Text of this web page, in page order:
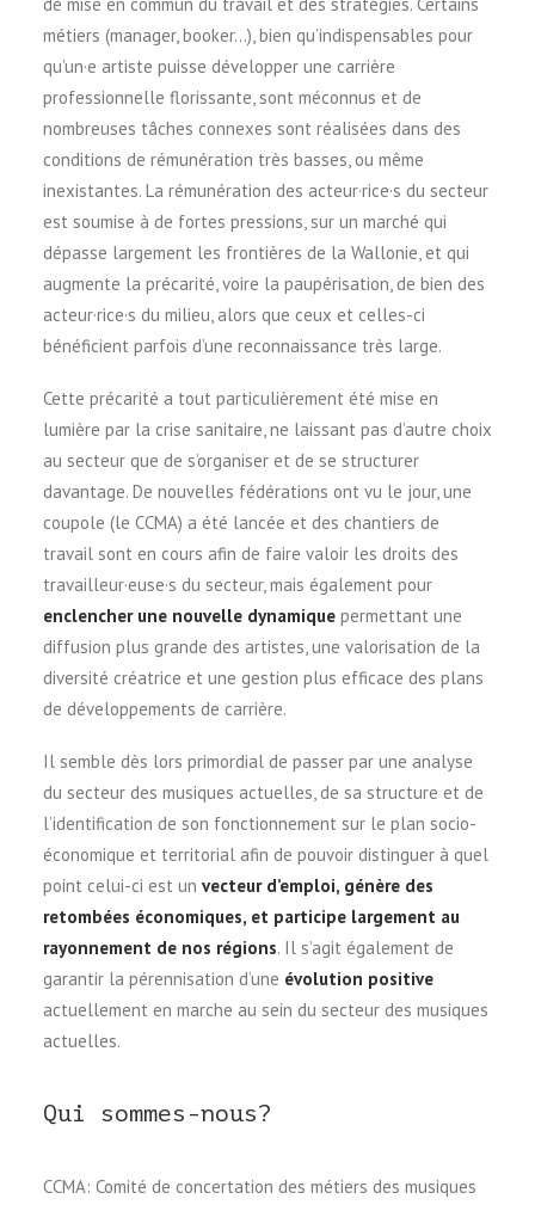
métiers (manager, booker…), bien qu’indispensables pour
qu’un·e artiste puisse développer une carrière
professionnelle florissante, sont méconnus et de
nombreuses tâches connexes sont réalisées dans des
conditions de rémunération très basses, ou même
inexistantes. La rémunération des acteur·rice·s du secteur
est soumise à de fortes pressions, sur un marché qui
dépasse largement les frontières de la Wallonie, et qui
augmente la précarité, voire la paupérisation, de bien des
acteur·rice·s du milieu, alors que ceux et celles-ci
bénéficient parfois d’une reconnaissance très large.
Cette précarité a tout particulièrement été mise en
lumière par la crise sanitaire, ne laissant pas d’autre choix
au secteur que de s’organiser et de se structurer
davantage. De nouvelles fédérations ont vu le jour, une
coupole (le CCMA) a été lancée et des chantiers de
travail sont en cours afin de faire valoir les droits des
travailleur·euse·s du secteur, mais également pour
enclencher une nouvelle dynamique permettant une
diffusion plus grande des artistes, une valorisation de la
diversité créatrice et une gestion plus efficace des plans
de développements de carrière.
Il semble dès lors primordial de passer par une analyse
du secteur des musiques actuelles, de sa structure et de
l’identification de son fonctionnement sur le plan socio-
économique et territorial afin de pouvoir distinguer à quel
point celui-ci est un vecteur d’emploi, génère des
retombées économiques, et participe largement au
rayonnement de nos régions. Il s’agit également de
garantir la pérennisation d’une évolution positive
actuellement en marche au sein du secteur des musiques
actuelles.
Qui sommes-nous?
CCMA: Comité de concertation des métiers des musiques